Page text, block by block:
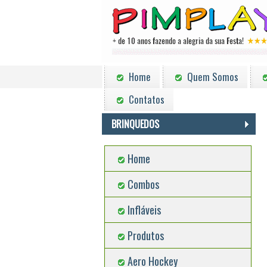
Home Quem Somos
Contatos
BRINQUEDOS
Home
Combos
Infláveis
Produtos
Aero Hockey